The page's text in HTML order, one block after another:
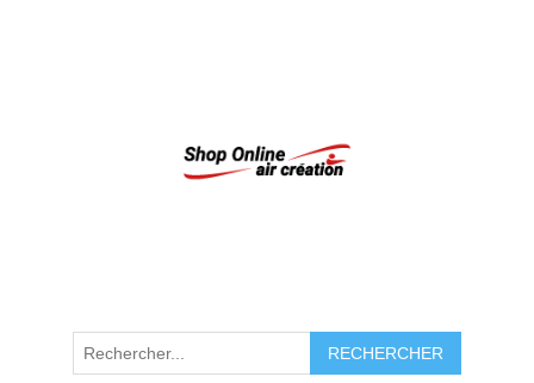
RECHERCHER